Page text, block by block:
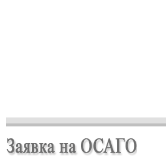
сумму 31,9 млн рублей
РОСГОССТРАХ в Северной Осетии
на сумму свыше 67 млн рублей
РОСГОССТРАХ в Москве и Московской
сумму 41,5 млн рублей